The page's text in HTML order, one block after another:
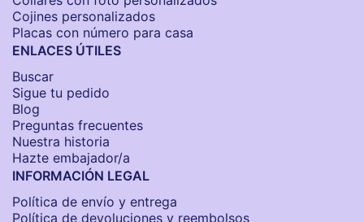
Cojines personalizados
Placas con número para casa
ENLACES ÚTILES
Buscar
Sigue tu pedido
Blog
Preguntas frecuentes
Nuestra historia
Hazte embajador/a
INFORMACIÓN LEGAL
Política de envío y entrega
Política de devoluciones y reembolsos